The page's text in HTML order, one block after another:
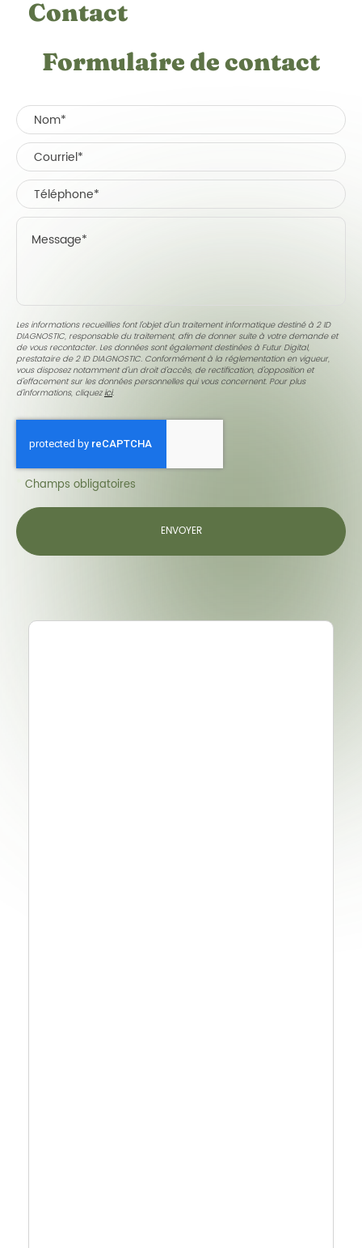
Contact
Formulaire de contact
Les informations recueillies font l’objet d’un traitement informatique destiné à2 ID
DIAGNOSTIC, responsable du traitement, afin de donner suite à votre demande et
de vous recontacter. Les données sont également destinées à Futur Digital,
prestataire de 2 ID DIAGNOSTIC. Conformément à la réglementation en vigueur,
vous disposez notamment d'un droit d'accès, de rectification, d'opposition et
d'effacement sur les données personnelles qui vous concernent. Pour plus
d’informations, cliquezici.
Champs obligatoires